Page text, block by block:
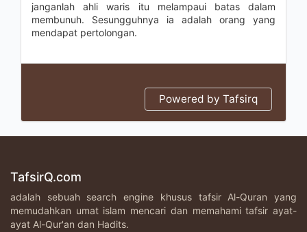
janganlah ahli waris itu melampaui batas dalam
membunuh. Sesungguhnya ia adalah orang yang
mendapat pertolongan.
Powered by Tafsirq
TafsirQ.com
adalah sebuah search engine khusus tafsir Al-Quran yang
memudahkan umat islam mencari dan memahami tafsir ayat-
ayat Al-Qur'an dan Hadits.